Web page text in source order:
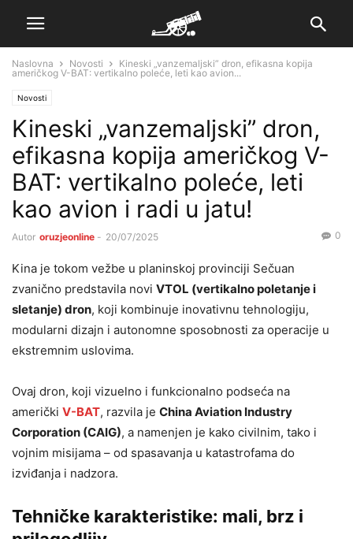
Naslovna Novosti
Kineski „vanzemaljski” dron, efikasna kopija
američkog V-BAT: vertikalno poleće, leti kao avion...
Novosti
Kineski „vanzemaljski” dron,
efikasna kopija američkog V-
BAT: vertikalno poleće, leti
kao avion i radi u jatu!
Autor oruzjeonline - 20/07/2025 0
Kina je tokom vežbe u planinskoj provinciji Sečuan
zvanično predstavila novi VTOL (vertikalno poletanje i
sletanje) dron, koji kombinuje inovativnu tehnologiju,
modularni dizajn i autonomne sposobnosti za operacije u
ekstremnim uslovima.
Ovaj dron, koji vizuelno i funkcionalno podseća na
američki V-BAT, razvila je China Aviation Industry
Corporation (CAIG), a namenjen je kako civilnim, tako i
vojnim misijama – od spasavanja u katastrofama do
izviđanja i nadzora.
Tehničke karakteristike: mali, brz i